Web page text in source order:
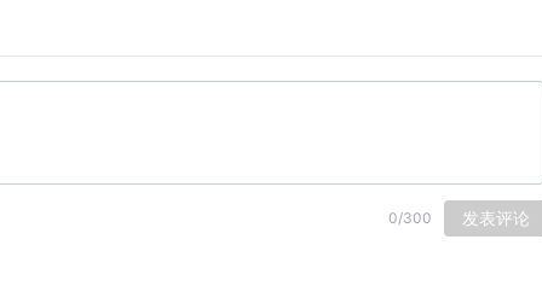
0/300 发表评论